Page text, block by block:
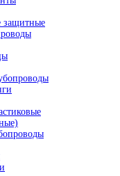
защитные